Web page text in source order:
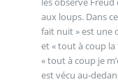
aux loups. Dans
fait nuit » est une
et « tout à coup la
« tout à coup je
est vécu au-